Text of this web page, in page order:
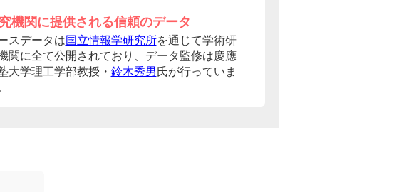
機関に提供される信頼のデータ
スデータは国立情報学研究所を通じて学術研
関に全て公開されており、データ監修は慶應
大学理工学部教授・ 鈴木秀男 氏が行っていま